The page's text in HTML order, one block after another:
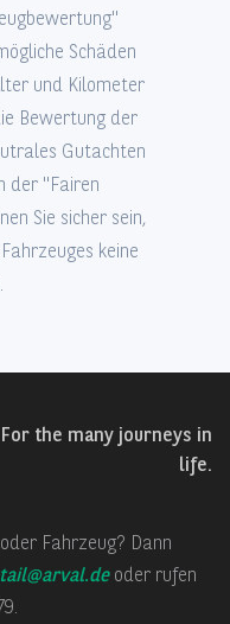
Schäden
und Kilometer
Bewertung der
Gutachten
der "Fairen
Sie sicher sein,
keine
For the many journeys in
life.
Fahrzeug? Dann
oder rufen